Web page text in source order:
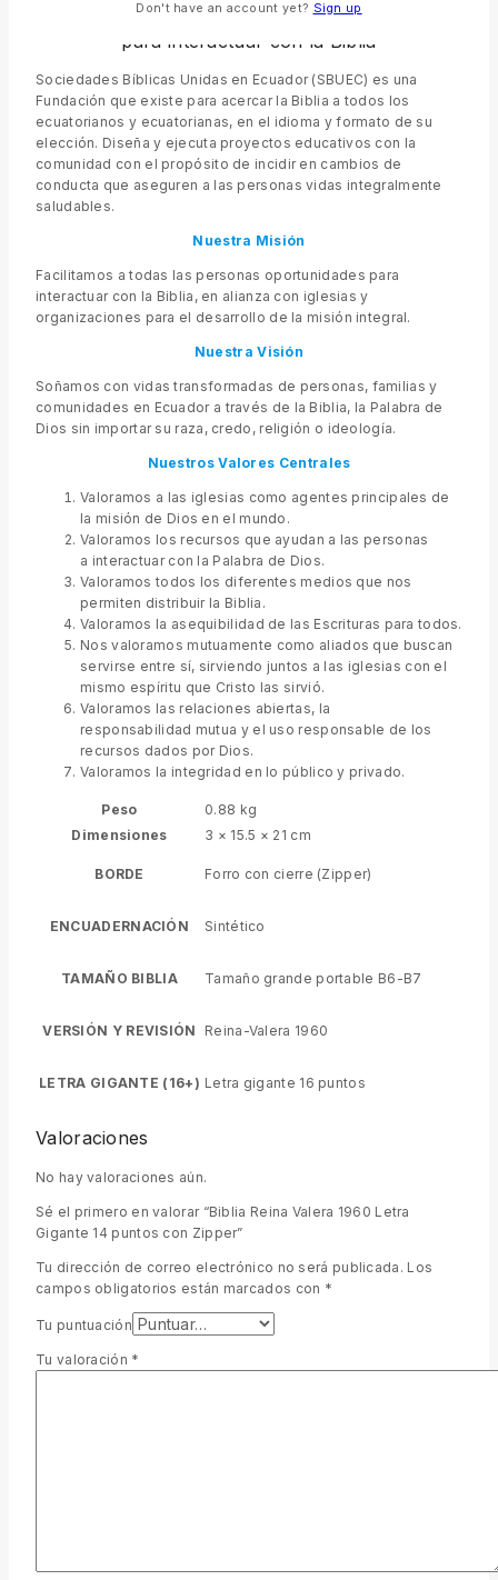
Facilitamos a todas las personas oportunidades
para interactuar con la Biblia
Sociedades Bíblicas Unidas en Ecuador (SBUEC) es una
Fundación que existe para acercar la Biblia a todos los
ecuatorianos y ecuatorianas, en el idioma y formato de su
elección. Diseña y ejecuta proyectos educativos con la
comunidad con el propósito de incidir en cambios de
conducta que aseguren a las personas vidas integralmente
saludables.
Nuestra Misión
Facilitamos a todas las personas oportunidades para
interactuar con la Biblia, en alianza con iglesias y
organizaciones para el desarrollo de la misión integral.
Nuestra Visión
Soñamos con vidas transformadas de personas, familias y
comunidades en Ecuador a través de la Biblia, la Palabra de
Dios sin importar su raza, credo, religión o ideología.
Nuestros Valores Centrales
Valoramos a las iglesias como agentes principales de
la misión de Dios en el mundo.
Valoramos los recursos que ayudan a las personas
a interactuar con la Palabra de Dios.
Valoramos todos los diferentes medios que nos
permiten distribuir la Biblia.
Valoramos la asequibilidad de las Escrituras para todos.
Nos valoramos mutuamente como aliados que buscan
servirse entre sí, sirviendo juntos a las iglesias con el
mismo espíritu que Cristo las sirvió.
Valoramos las relaciones abiertas, la
responsabilidad mutua y el uso responsable de los
recursos dados por Dios.
Valoramos la integridad en lo público y privado.
Peso
0.88 kg
Dimensiones
3 × 15.5 × 21 cm
BORDE Forro con cierre (Zipper)
ENCUADERNACIÓN Sintético
TAMAÑO BIBLIA Tamaño grande portable B6-B7
VERSIÓN Y REVISIÓN Reina-Valera 1960
LETRA GIGANTE (16+) Letra gigante 16 puntos
Valoraciones
No hay valoraciones aún.
Sé el primero en valorar “Biblia Reina Valera 1960 Letra
Gigante 14 puntos con Zipper”
Tu dirección de correo electrónico no será publicada. Los
campos obligatorios están marcados con *
Tu puntuación
Tu valoración *
Don't have an account yet? Sign up